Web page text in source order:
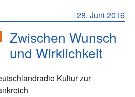
28. Juni 2016
Zwischen Wunsch
und Wirklichkeit
Kultur zur